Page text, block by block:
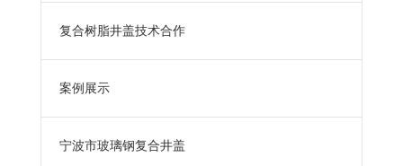
复合树脂井盖技术合作
案例展示
宁波市玻璃钢复合井盖